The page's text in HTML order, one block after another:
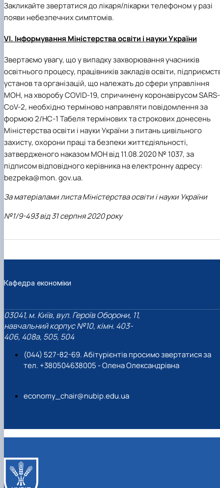
Закликайте звертатися до лікаря/лікарки телефоном у разі
появи небезпечних симптомів.
VI. Інформування Міністерства освіти і науки України
Звертаємо увагу, що у випадку захворювання учасників
освітнього процесу, працівників закладів освіти,
установ та організацій, що належать до сфери управління
МОН, на хворобу COVID-19, спричинену коронавірусом SARS-
CoV-2, необхідно терміново направляти повідомлення за
формою 2/НС-1 Табеля термінових та строкових донесень
Міністерства освіти і науки України з питань цивільного
захисту, охорони праці та безпеки життєдіяльності,
затвердженого наказом МОН від 11.08.2020 № 1037, за
підписом відповідного керівника на електронну адресу:
bezpeka@mon. gov.ua.
За матеріалами листа Міністерства освіти і науки України
№1/9-493 від 31 серпня 2020 року
Кафедра економіки
03041, м. Київ, вул. Героїв Оборони, 11,
навчальний корпус №10, кімн. 403-
406, 408a, 505, 504
(044) 527-82-69. Абітурієнтів просимо звертатися за
тел. +380504638005 - Олена Олександрівна
economy_chair@nubip.edu.ua